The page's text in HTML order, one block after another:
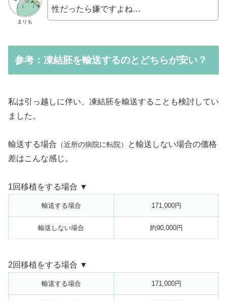
まりも
性だったら嫌ですよね…
参考：凍結胚を輸送するのとどちらが安い？
私は引っ越しに伴い、凍結胚を輸送することも検討してい
ました。
輸送する場合 （近所の病院に転院）
と輸送しない場合の価格
差はこんな感じ。
1回移植をする場合 ▼
輸送する場合 171,000円
輸送しない場合 約90,000円
2回移植をする場合 ▼
輸送する場合 171,000円